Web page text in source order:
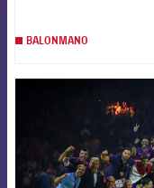
BALONMANO